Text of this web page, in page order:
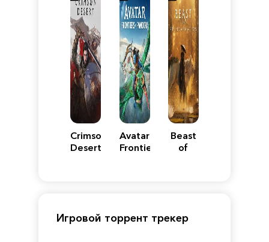
Crimson
Desert
Avatar:
Frontiers
Beast
of
Игровой торрент трекер